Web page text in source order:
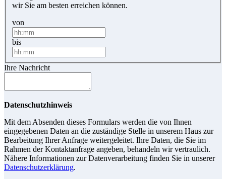
wir Sie am besten erreichen können.
von
bis
Ihre Nachricht
Datenschutzhinweis
Mit dem Absenden dieses Formulars werden die von Ihnen
eingegebenen Daten an die zuständige Stelle in unserem Haus zur
Bearbeitung Ihrer Anfrage weitergeleitet. Ihre Daten, die Sie im
Rahmen der Kontaktanfrage angeben, behandeln wir vertraulich.
Nähere Informationen zur Datenverarbeitung finden Sie in unserer
Datenschutzerklärung.